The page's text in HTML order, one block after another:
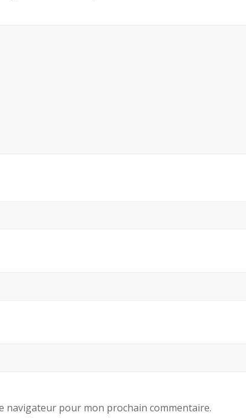
navigateur pour mon prochain commentaire.